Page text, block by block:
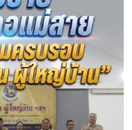
ทด
ตา
พวง
รับ
ฟัง
ปัญหา
ผัก
และ